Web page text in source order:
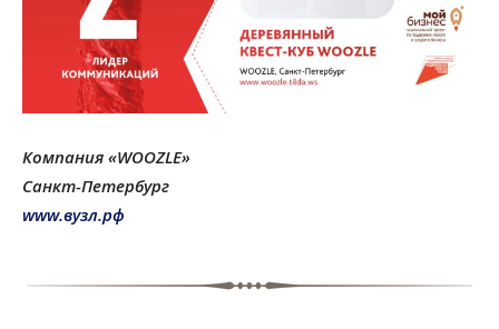
Компания «WOOZLE»
Санкт-Петербург
www.вузл.рф